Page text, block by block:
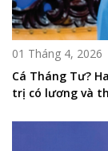
01 Tháng 4, 2026
Cá Tháng Tư?
trị có lương và